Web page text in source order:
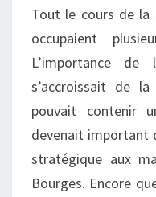
Tout le cours de la
occupaient
L’importance
s’accroissait de
pouvait contenir
devenait important
stratégique aux
Bourges. Encore